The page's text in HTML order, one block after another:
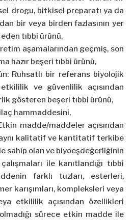
drogu, bitkisel preparatı ya da
bir veya birden fazlasının yer
eden tıbbi ürünü,
aşamalarından geçmiş, son
hazır beşeri tıbbi ürünü,
Ruhsatlı bir referans biyolojik
ve güvenlilik açısından
gösteren beşeri tıbbi ürünü,
ilaç hammaddesini,
madde/maddeler açısından
kalitatif ve kantitatif terkibe
sahip olan ve biyoeşdeğerliğinin
ile kanıtlandığı tıbbi
farklı tuzları, esterleri,
karışımları, kompleksleri veya
etkililik açısından özellikleri
sürece etkin madde ile